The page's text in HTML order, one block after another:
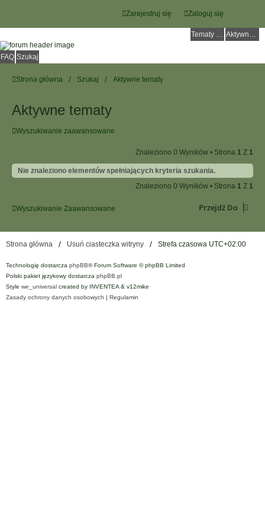
Zaloguj się
Zarejestruj się
Tematy bez odpowiedzi Aktywne tematy
FAQ Szukaj
Strona główna Szukaj Aktywne tematy
Aktywne tematy
Wyszukiwanie zaawansowane
Znaleziono 0 Wyników • Strona 1 Z 1
Nie znaleziono elementów spełniających kryteria szukania.
Znaleziono 0 Wyników • Strona 1 Z 1
Wyszukiwanie Zaawansowane Przejdź Do
Strona główna Usuń ciasteczka witryny Strefa czasowa UTC+02:00
Technologię dostarcza phpBB® Forum Software © phpBB Limited
Polski pakiet językowy dostarcza phpBB.pl
Style we_universal created by INVENTEA & v12mike
Zasady ochrony danych osobowych | Regulamin